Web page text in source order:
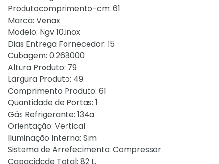
Produtocomprimento-cm: 61
Marca: Venax
Modelo: Ngv 10.inox
Dias Entrega Fornecedor: 15
Cubagem: 0.268000
Altura Produto: 79
Largura Produto: 49
Comprimento Produto: 61
Quantidade de Portas: 1
Gás Refrigerante: 134a
Orientação: Vertical
Iluminação Interna: Sim
Sistema de Arrefecimento: Compressor
Capacidade Total: 82 L.